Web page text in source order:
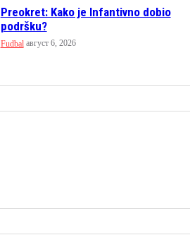
Preokret: Kako je Infantivno dobio
podršku?
Fudbal август 6, 2026